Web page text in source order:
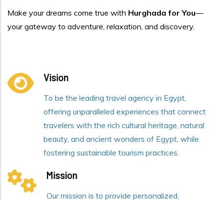
Make your dreams come true with Hurghada for You—
your gateway to adventure, relaxation, and discovery.
Vision
To be the leading travel agency in Egypt,
offering unparalleled experiences that connect
travelers with the rich cultural heritage, natural
beauty, and ancient wonders of Egypt, while
fostering sustainable tourism practices.
Mission
Our mission is to provide personalized,